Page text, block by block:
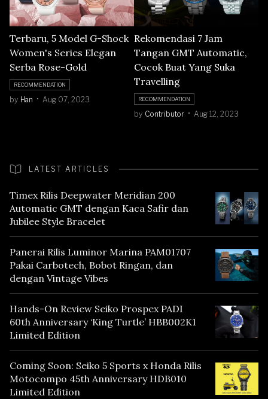
Terbaru, 5 Model G-Shock
Women's Series Elegan
Serba Rose-Gold
RECOMMENDATION
by Han Aug 07, 2023
Rekomendasi 7 Jam
Tangan GMT Automatic,
Cocok Buat Yang Suka
Travelling
RECOMMENDATION
by Contributor Aug 12, 2023
LATEST ARTICLES
Timex Rilis Deepwater Meridian 200
Automatic GMT dengan Kaca Safir dan
Jubilee Style Bracelet
Panerai Rilis Luminor Marina PAM01707
Pakai Carbotech, Bobot Ringan, dan
dengan Vintage Vibes
Hands-On Review Seiko Prospex PADI
60th Anniversary ‘King Turtle’ HBB002K1
Limited Edition
Coming Soon: Seiko 5 Sports x Honda Rilis
Motocompo 45th Anniversary HDB010
Limited Edition